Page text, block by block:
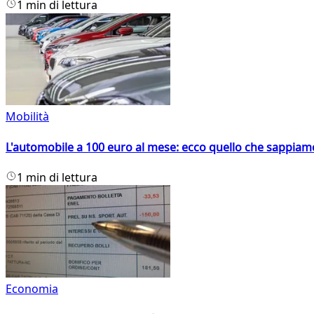
1 min di lettura
Mobilità
L'automobile a 100 euro al mese: ecco quello che
1 min di lettura
Economia